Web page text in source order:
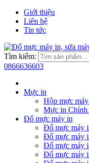
Giới thiệu
Liên hệ
Tin tức
Tìm kiếm:
0866636603
Mực in
Hộp mực
Mực in Chính
Đổ mực máy in
Đổ mực máy
Đổ mực máy
Đổ mực máy
Đổ mực máy